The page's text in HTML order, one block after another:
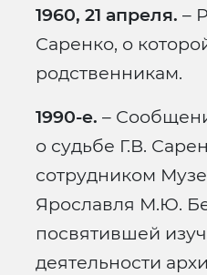
1960, 21 апреля. –
Саренко, о
родственникам.
1990-е. –
о судьбе Г.В.
сотрудником
Ярославля М.Ю.
посвятившей
деятельности